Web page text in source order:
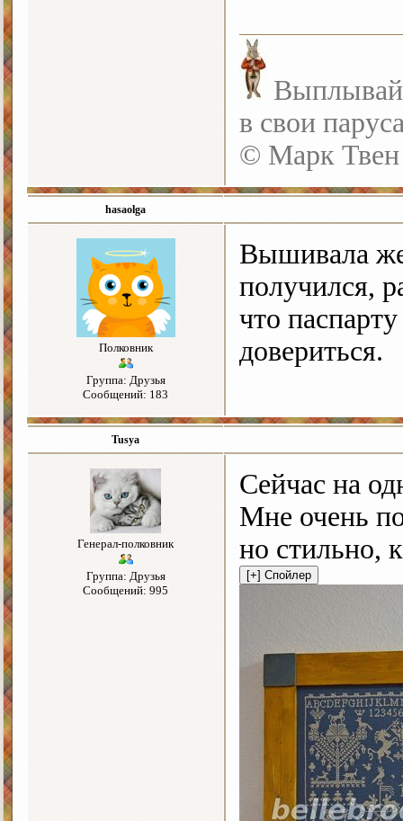
в свои
© Марк Твен
hasaolga
Полковник
Группа: Друзья
Сообщений: 183
Вышивала
получился,
что
довериться.
Tusya
Генерал-полковник
Группа: Друзья
Сообщений: 995
Сейчас на
Мне очень
но стильно,